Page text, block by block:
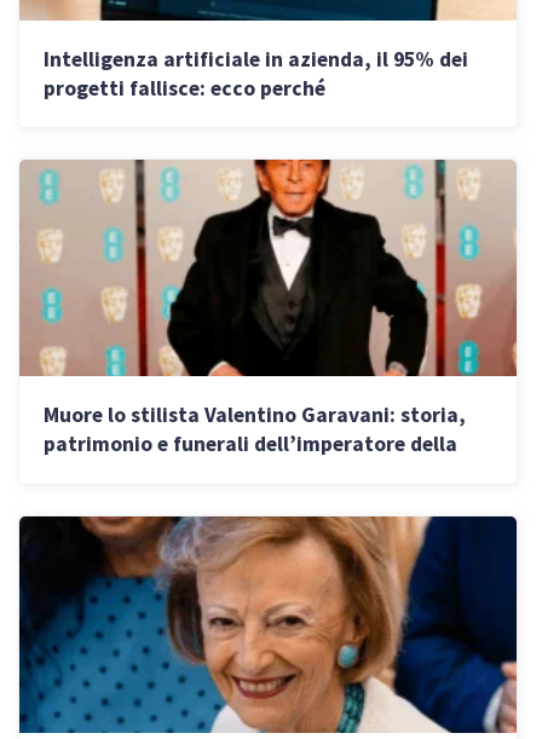
Intelligenza artificiale in azienda, il 95% dei
progetti fallisce: ecco perché
Muore lo stilista Valentino Garavani: storia,
patrimonio e funerali dell’imperatore della